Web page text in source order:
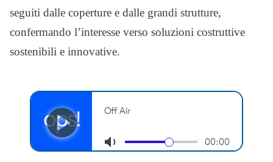
seguiti dalle coperture e dalle grandi strutture,
confermando l’interesse verso soluzioni costruttive
sostenibili e innovative.